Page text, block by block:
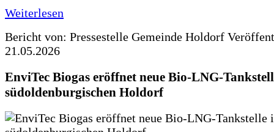
Weiterlesen
Bericht von: Pressestelle Gemeinde Holdorf
21.05.2026
EnviTec Biogas eröffnet neue Bio-LNG-
südoldenburgischen Holdorf